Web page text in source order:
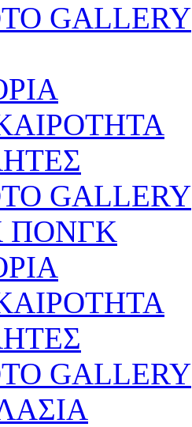
GALLERY
GALLERY
ΠΟΝΓΚ
GALLERY